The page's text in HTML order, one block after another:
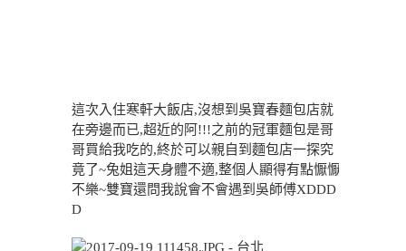
這次入住寒軒大飯店,沒想到吳寶春麵包店就
在旁邊而已,超近的阿!!!之前的冠軍麵包是哥
哥買給我吃的,終於可以親自到麵包店一探究
竟了~兔姐這天身體不適,整個人顯得有點懨懨
不樂~雙寶還問我說會不會遇到吳師傅XDDD
D